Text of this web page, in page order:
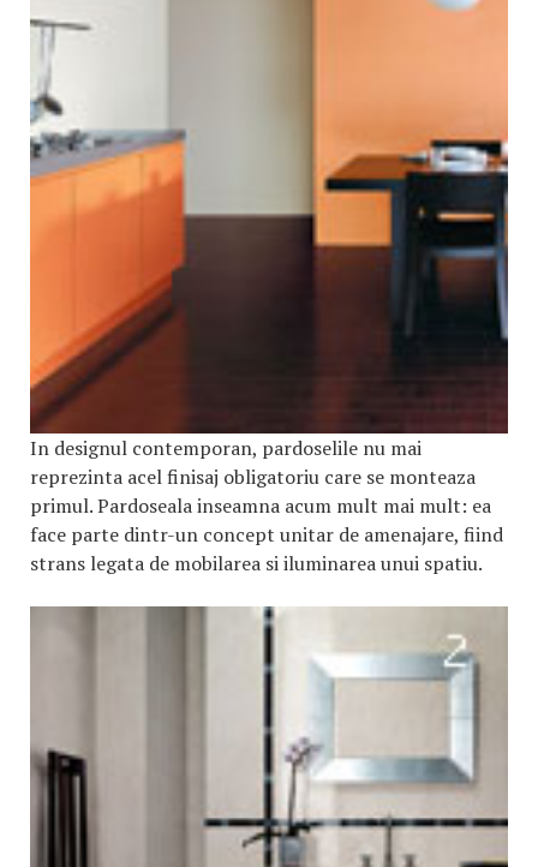
In designul contemporan, pardoselile nu mai
reprezinta acel finisaj obligatoriu care se monteaza
primul. Pardoseala inseamna acum mult mai mult: ea
face parte dintr-un concept unitar de amenajare, fiind
strans legata de mobilarea si iluminarea unui spatiu.